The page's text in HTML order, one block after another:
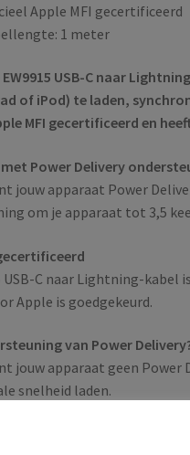
Apple MFI gecertificeerd
1 meter
EW9915 USB-C naar
of iPod) te laden,
MFI gecertificeerd en
met Power Delivery
jouw apparaat Power
om je apparaat tot 3,5
USB-C naar Lightning-
Apple is goedgekeurd.
van Power
jouw apparaat geen Power
snelheid laden.